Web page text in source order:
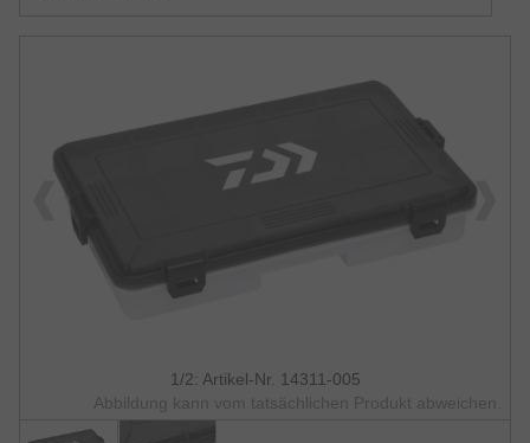
1/2: Artikel-Nr. 14311-005
Abbildung kann vom tatsächlichen Produkt abweichen.